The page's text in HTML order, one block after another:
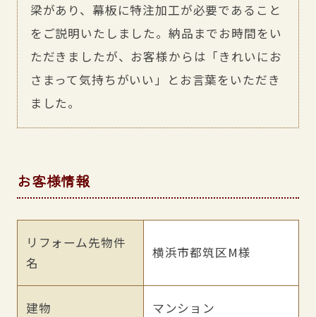
梁があり、幕板に特注加工が必要であること
をご説明いたしました。納品までお時間をい
ただきましたが、お客様からは「きれいにお
さまって気持ちがいい」とお言葉をいただき
ました。
お客様情報
リフォーム先物件
名
横浜市都筑区M様
建物 マンション